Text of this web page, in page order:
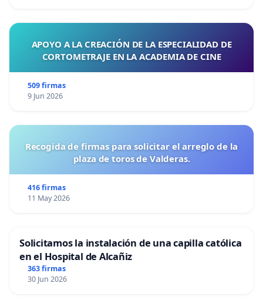
APOYO A LA CREACIÓN DE LA ESPECIALIDAD DE
CORTOMETRAJE EN LA ACADEMIA DE CINE
509 firmas
9 Jun 2026
Recogida de firmas para solicitar el arreglo de la
plaza de toros de Valderas.
416 firmas
11 May 2026
Solicitamos la instalación de una capilla católica
en el Hospital de Alcañiz
363 firmas
30 Jun 2026